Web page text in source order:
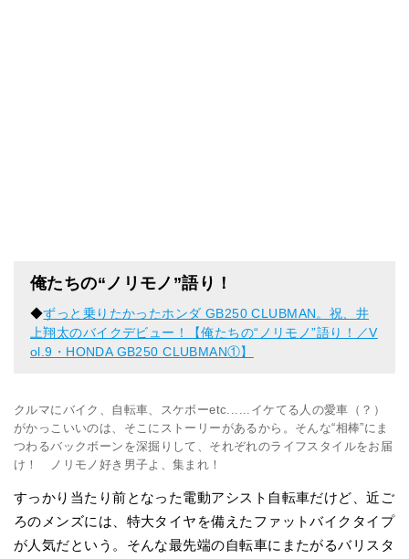
俺たちの“ノリモノ”語り！
◆ずっと乗りたかったホンダ GB250 CLUBMAN。祝、井
上翔太のバイクデビュー！【俺たちの“ノリモノ”語り！／V
ol.9・HONDA GB250 CLUBMAN①】
クルマにバイク、自転車、スケボーetc......イケてる人の愛車（？）
がかっこいいのは、そこにストーリーがあるから。そんな“相棒”にま
つわるバックボーンを深掘りして、それぞれのライフスタイルをお届
け！ ノリモノ好き男子よ、集まれ！
すっかり当たり前となった電動アシスト自転車だけど、近ご
ろのメンズには、特大タイヤを備えたファットバイクタイプ
が人気だという。そんな最先端の自転車にまたがるバリスタ